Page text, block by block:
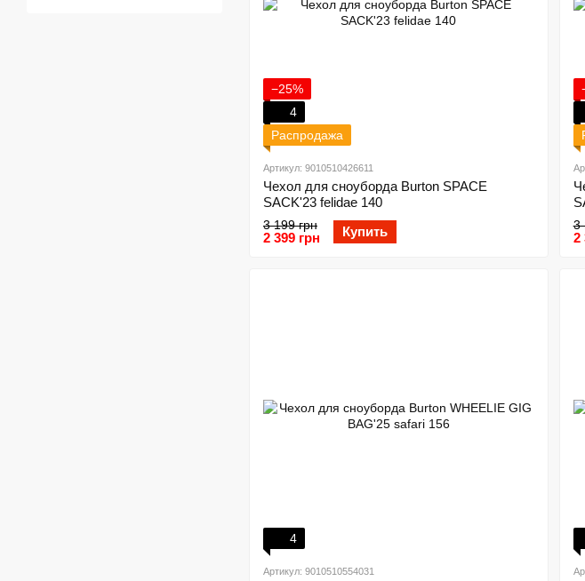
−25%
4
Распродажа
Артикул: 9010510426611
Чехол для сноуборда Burton SPACE
SACK'23 felidae 140
3 199 грн
2 399 грн Купить 3
2
4
Артикул: 9010510554031